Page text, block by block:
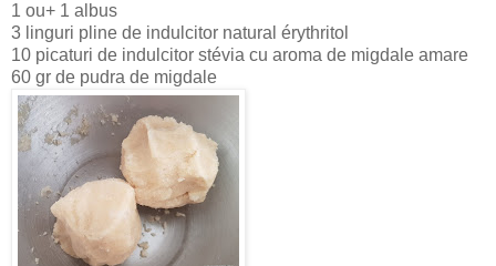
1 ou+ 1 albus
3 linguri pline de indulcitor natural érythritol
10 picaturi de indulcitor stévia cu aroma de migdale amare
60 gr de pudra de migdale